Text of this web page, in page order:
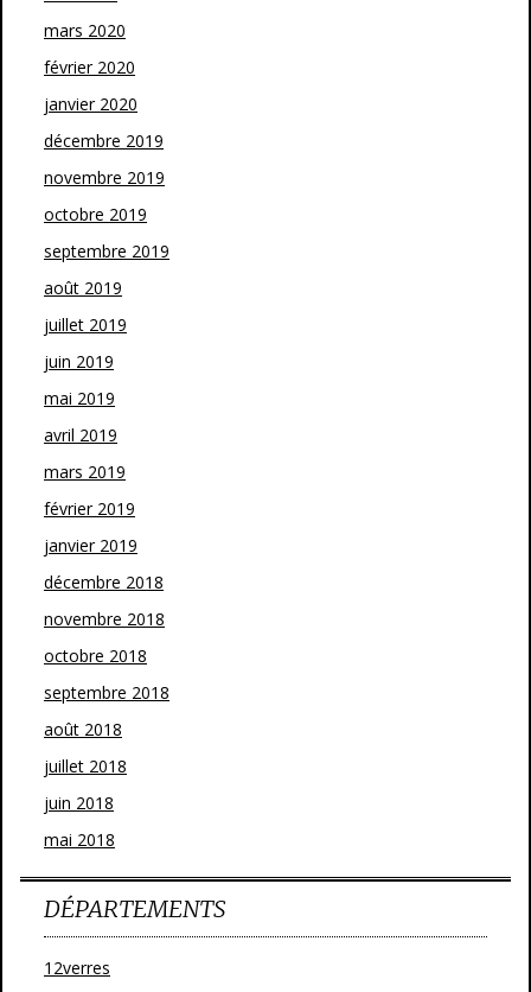
mars 2020
février 2020
janvier 2020
décembre 2019
novembre 2019
octobre 2019
septembre 2019
août 2019
juillet 2019
juin 2019
mai 2019
avril 2019
mars 2019
février 2019
janvier 2019
décembre 2018
novembre 2018
octobre 2018
septembre 2018
août 2018
juillet 2018
juin 2018
mai 2018
DÉPARTEMENTS
12verres